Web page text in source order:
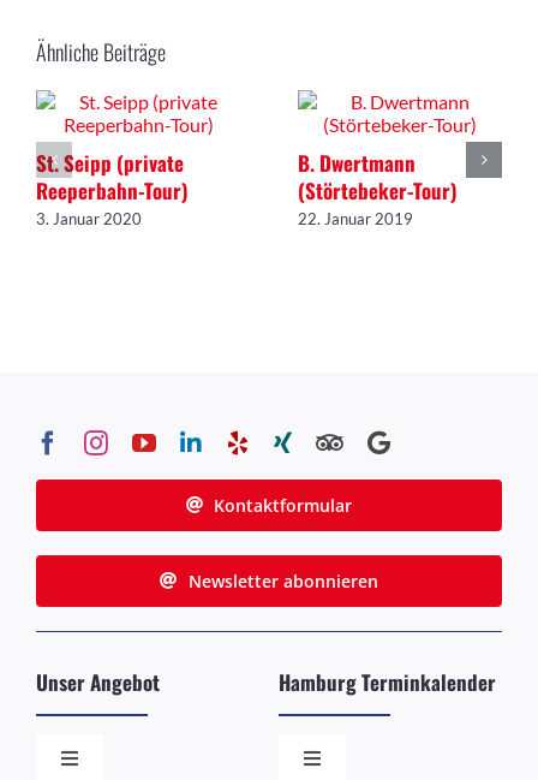
Ähnliche Beiträge
St. Seipp (private
Reeperbahn-Tour)
3. Januar 2020
B. Dwertmann
(Störtebeker-Tour)
22. Januar 2019
Kontaktformular
Newsletter abonnieren
Unser Angebot
Toggle
Hamburg Terminkalender
Toggle